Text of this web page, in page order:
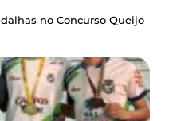
no Concurso Queijo